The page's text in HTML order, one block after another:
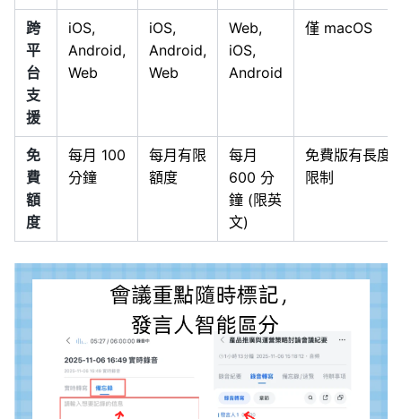
跨
平
台
支
援
iOS,
Android,
Web
iOS,
Android,
Web
Web,
iOS,
Android
僅 macOS
免
費
額
度
每月 100
分鐘
每月有限
額度
每月
600 分
鐘 (限英
文)
免費版有長度
限制